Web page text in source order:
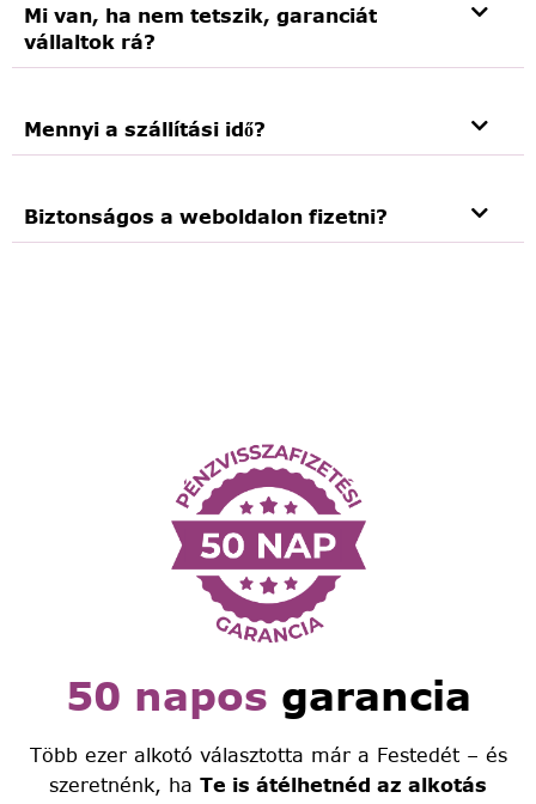
Mi van, ha nem tetszik, garanciát
vállaltok rá?
Mennyi a szállítási idő?
Biztonságos a weboldalon fizetni?
50 napos garancia
Több ezer alkotó választotta már a Festedét – és
szeretnénk, ha Te is átélhetnéd az alkotás